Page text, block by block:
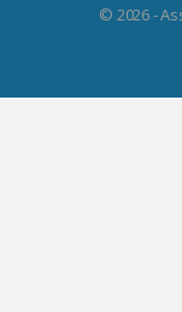
© 2026 -